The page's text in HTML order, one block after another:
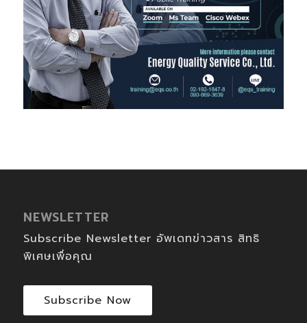
NEWSLETTER
Subscribe Newsletter อัพเดทข่าวสาร สิทธิ
พิเศษเพื่อคุณ
Subscribe Now